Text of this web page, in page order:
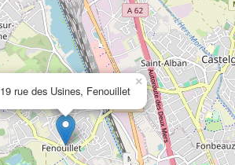
19 rue des Usines, Fenouillet
×